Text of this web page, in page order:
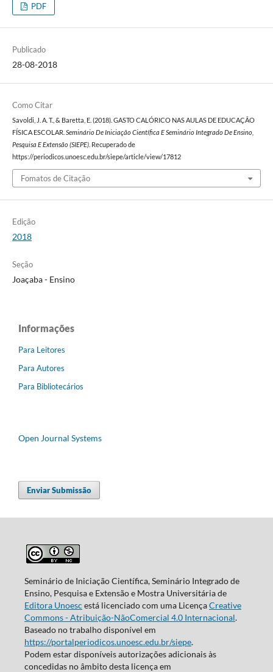
PDF
Publicado
28-08-2018
Como Citar
Savoldi, J. A. T., & Baretta, E. (2018). GASTO CALÓRICO NAS AULAS DE EDUCAÇÃO
FÍSICA ESCOLAR. Seminário De Iniciação Científica E Seminário Integrado De Ensino,
Pesquisa E Extensão (SIEPE). Recuperado de
https://periodicos.unoesc.edu.br/siepe/article/view/17812
Fomatos de Citação
Edição
2018
Seção
Joaçaba - Ensino
Informações
Para Leitores
Para Autores
Para Bibliotecários
Open Journal Systems
Enviar Submissão
Seminário de Iniciação Científica, Seminário Integrado de
Ensino, Pesquisa e Extensão e Mostra Universitária de
Editora Unoesc está licenciado com uma LicençaCreative
Commons - Atribuição-NãoComercial 4.0 Internacional.
Baseado no trabalho disponível em
https://portalperiodicos.unoesc.edu.br/siepe.
Podem estar disponíveis autorizações adicionais às
concedidas no âmbito desta licença em